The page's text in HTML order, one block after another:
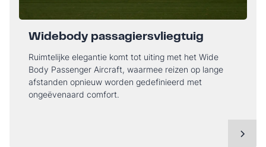
Widebody passagiersvliegtuig
Ruimtelijke elegantie komt tot uiting met het Wide
Body Passenger Aircraft, waarmee reizen op lange
afstanden opnieuw worden gedefinieerd met
ongeëvenaard comfort.